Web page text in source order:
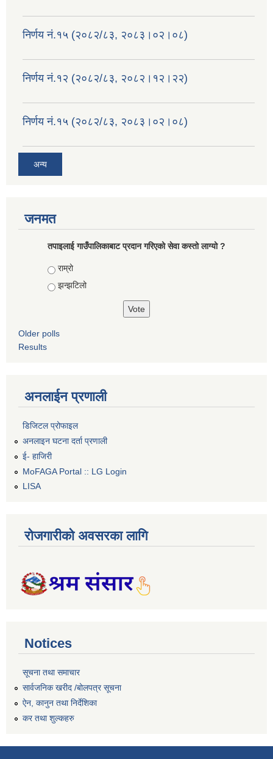
निर्णय नं.१५ (२०८२/८३, २०८३।०२।०८)
निर्णय नं.१२ (२०८२/८३, २०८२।१२।२२)
निर्णय नं.१५ (२०८२/८३, २०८३।०२।०८)
अन्य
जनमत
तपाइलाई गाउँपालिकाबाट प्रदान गरिएको सेवा कस्तो लाग्यो ?
Choices
राम्रो
झन्झटिलो
Older polls
Results
अनलाईन प्रणाली
डिजिटल प्रोफाइल
अनलाइन घटना दर्ता प्रणाली
ई- हाजिरी
MoFAGA Portal :: LG Login
LISA
रोजगारीको अवसरका लागि
Notices
सूचना तथा समाचार
सार्वजनिक खरीद /बोलपत्र सूचना
ऐन, कानुन तथा निर्देशिका
कर तथा शुल्कहरु